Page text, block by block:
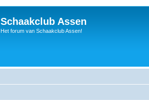
Schaakclub Assen
Het forum van Schaakclub Assen!